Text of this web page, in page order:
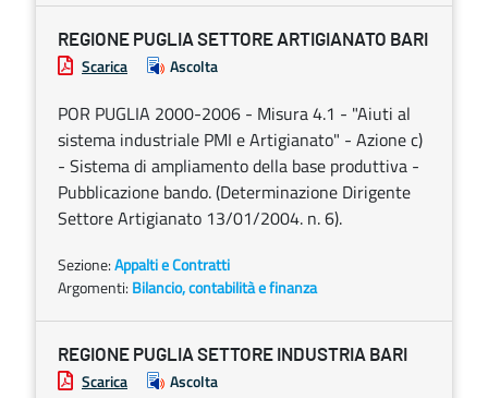
REGIONE PUGLIA SETTORE ARTIGIANATO BARI
Scarica Ascolta
POR PUGLIA 2000-2006 - Misura 4.1 - "Aiuti al
sistema industriale PMI e Artigianato" - Azione c)
- Sistema di ampliamento della base produttiva -
Pubblicazione bando. (Determinazione Dirigente
Settore Artigianato 13/01/2004. n. 6).
Sezione:Appalti e Contratti
Argomenti: Bilancio, contabilità e finanza
REGIONE PUGLIA SETTORE INDUSTRIA BARI
Scarica Ascolta